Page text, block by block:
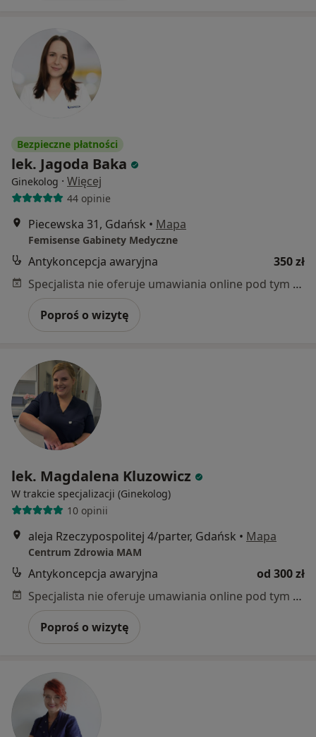
Bezpieczne płatności
lek. Jagoda Baka
Ginekolog · Więcej
44 opinie
Piecewska 31, Gdańsk • Mapa
Femisense Gabinety Medyczne
Antykoncepcja awaryjna
350 zł
Specjalista nie oferuje umawiania online pod tym adresem.
Poproś o wizytę
lek. Magdalena Kluzowicz
W trakcie specjalizacji (Ginekolog)
10 opinii
aleja Rzeczypospolitej 4/parter, Gdańsk • Mapa
Centrum Zdrowia MAM
Antykoncepcja awaryjna
od 300 zł
Specjalista nie oferuje umawiania online pod tym adresem.
Poproś o wizytę